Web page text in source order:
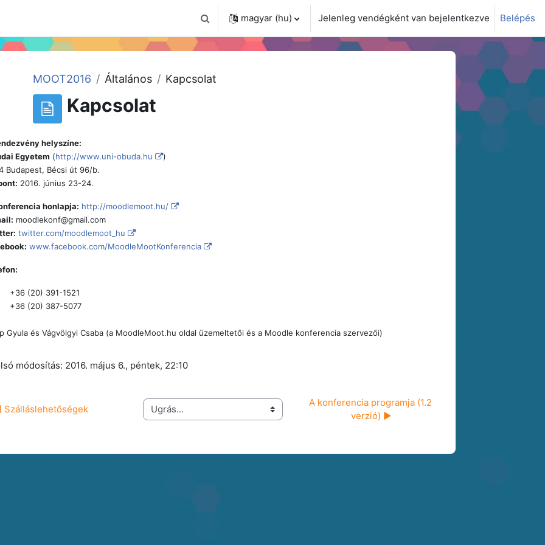
Keresési bemeneti adatok váltása
magyar ‎(hu)‎ Jelenleg vendégként van bejelentkezve Belépés
MOOT2016 Általános Kapcsolat
Kapcsolat
helyszíne:
Egyetem (http://www.uni-obuda.hu
)
Budapest, Bécsi út 96/b.
2016. június 23-24.
honlapja: http://moodlemoot.hu/
moodlekonf@gmail.com
twitter.com/moodlemoot_hu
www.facebook.com/MoodleMootKonferencia
+36 (20) 391-1521
+36 (20) 387-5077
Gyula és Vágvölgyi Csaba (a MoodleMoot.hu oldal üzemeltetői és a Moodle konferencia szervezői)
módosítás: 2016. május 6., péntek, 22:10
Szálláslehetőségek Ugrás...
A konferencia programja (1.2
verzió) ▶︎